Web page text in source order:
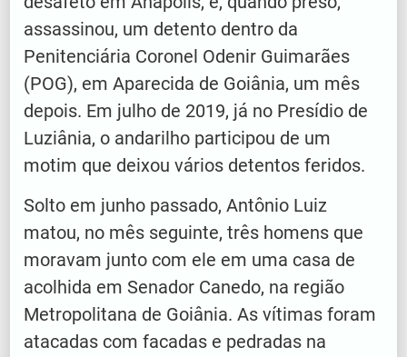
assassinou, um detento dentro da
Penitenciária Coronel Odenir Guimarães
(POG), em Aparecida de Goiânia, um mês
depois. Em julho de 2019, já no Presídio de
Luziânia, o andarilho participou de um
motim que deixou vários detentos feridos.
Solto em junho passado, Antônio Luiz
matou, no mês seguinte, três homens que
moravam junto com ele em uma casa de
acolhida em Senador Canedo, na região
Metropolitana de Goiânia. As vítimas foram
atacadas com facadas e pedradas na